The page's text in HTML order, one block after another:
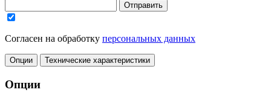
Отправить
Согласен на обработку персональных данных
Опции Технические характеристики
Опции